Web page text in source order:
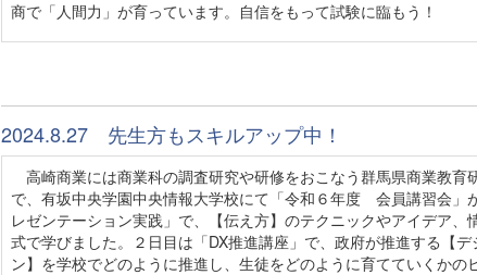
商で「人間力」が育っています。自信をもって試験に臨もう！
2024.8.27 先生方もスキルアップ中！
高崎商業には商業科の調査研究や研修をおこなう群馬県商業教育
で、有坂中央学園中央情報大学校にて「令和６年度 会員講習会」
レゼンテーション実践」で、【伝え方】のテクニックやアイデア、
式で学びました。２日目は「DX推進講座」で、政府が推進する【
ン】を学校でどのように推進し、生徒をどのように育てていくかの